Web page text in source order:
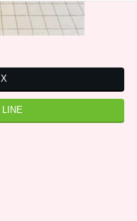
X
LINE